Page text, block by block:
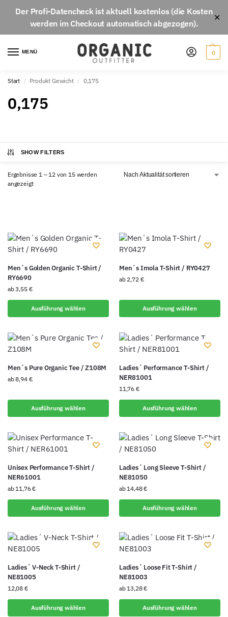
Der Profi-Datencheckist aktuell kostenlos(die Kosten
werden im Checkout automatisch abgezogen).
✕
MENÜ 0
Start / Produkt Gewicht / 0,175
0,175
SHOW FILTERS
Ergebnisse 1 – 12 von 15 werden
angezeigt
Men´s Golden Organic T-Shirt /
RY6690
ab3,55 €
Ausführung wählen
Men´s Imola T-Shirt / RY0427
ab 2,72 €
Ausführung wählen
Men´s Pure Organic Tee / Z108M
ab8,94 €
Ausführung wählen
Ladies´ Performance T-Shirt /
NER81001
11,76 €
Ausführung wählen
Unisex Performance T-Shirt /
NER61001
ab 11,76€
Ausführung wählen
Ladies´ Long Sleeve T-Shirt /
NE81050
ab 14,48€
Ausführung wählen
Ladies´ V-Neck T-Shirt /
NE81005
12,08 €
Ausführung wählen
Ladies´ Loose Fit T-Shirt /
NE81003
ab 13,28€
Ausführung wählen